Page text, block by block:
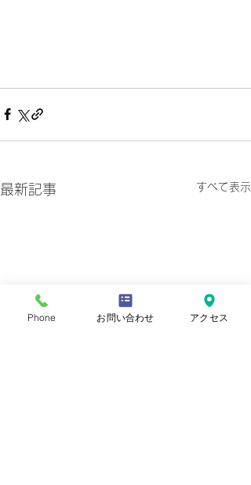
最新記事 すべて表示
Phone お問い合わせ アクセス